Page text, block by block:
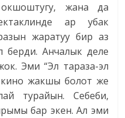
жана да
ар убак
жаратуу бир аз
берди. Анчалык деле
Эми “Эл тараза-эл
кино жакшы болот же
турайын. Себеби,
бар экен. Ал эми